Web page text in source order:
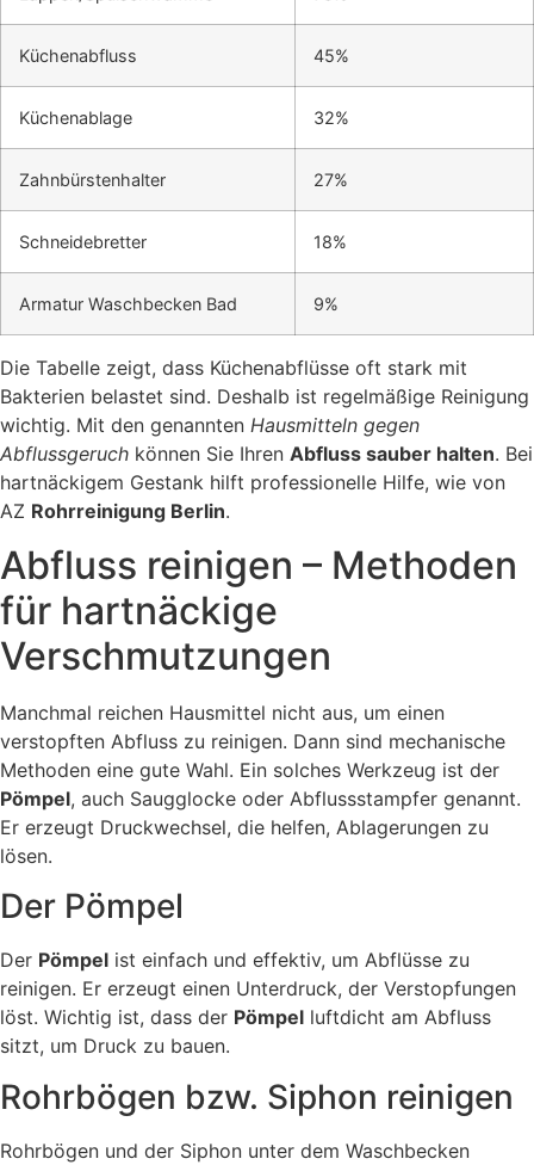
Küchenabfluss 45%
Küchenablage 32%
Zahnbürstenhalter 27%
Schneidebretter 18%
Armatur Waschbecken Bad 9%
Die Tabelle zeigt, dass Küchenabflüsse oft stark mit
Bakterien belastet sind. Deshalb ist regelmäßige Reinigung
wichtig. Mit den genannten Hausmitteln gegen
Abflussgeruch können Sie Ihren Abfluss sauber halten. Bei
hartnäckigem Gestank hilft professionelle Hilfe, wie von
AZ Rohrreinigung Berlin.
Abfluss reinigen – Methoden
für hartnäckige
Verschmutzungen
Manchmal reichen Hausmittel nicht aus, um einen
verstopften Abfluss zu reinigen. Dann sind mechanische
Methoden eine gute Wahl. Ein solches Werkzeug ist der
Pömpel, auch Saugglocke oder Abflussstampfer genannt.
Er erzeugt Druckwechsel, die helfen, Ablagerungen zu
lösen.
Der Pömpel
Der Pömpel ist einfach und effektiv, um Abflüsse zu
reinigen. Er erzeugt einen Unterdruck, der Verstopfungen
löst. Wichtig ist, dass der Pömpel luftdicht am Abfluss
sitzt, um Druck zu bauen.
Rohrbögen bzw. Siphon reinigen
Rohrbögen und der Siphon unter dem Waschbecken